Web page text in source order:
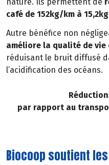
café de 152kg/km à
Autre bénéfice non
améliore la qualité de vie
réduisant le bruit diffusé
l’acidification des océans.
par rapport au
Biocoop soutient